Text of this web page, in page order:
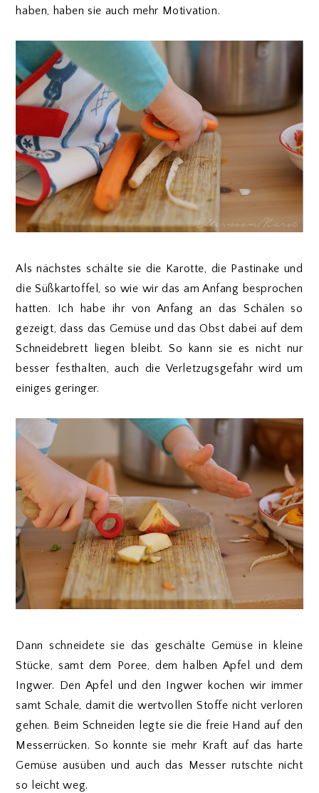
haben, haben sie auch mehr Motivation.
Als nächstes schälte sie die Karotte, die Pastinake und
die Süßkartoffel, so wie wir das am Anfang besprochen
hatten. Ich habe ihr von Anfang an das Schälen so
gezeigt, dass das Gemüse und das Obst dabei auf dem
Schneidebrett liegen bleibt. So kann sie es nicht nur
besser festhalten, auch die Verletzugsgefahr wird um
einiges geringer.
Dann schneidete sie das geschälte Gemüse in kleine
Stücke, samt dem Poree, dem halben Apfel und dem
Ingwer. Den Apfel und den Ingwer kochen wir immer
samt Schale, damit die wertvollen Stoffe nicht verloren
gehen. Beim Schneiden legte sie die freie Hand auf den
Messerrücken. So konnte sie mehr Kraft auf das harte
Gemüse ausüben und auch das Messer rutschte nicht
so leicht weg.